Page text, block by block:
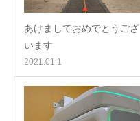
あけましておめでとうござ
います
2021.01.1